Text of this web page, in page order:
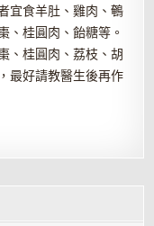
宜食羊肚、雞肉、鵪
、桂圓肉、飴糖等。
、桂圓肉、荔枝、胡
最好請教醫生後再作